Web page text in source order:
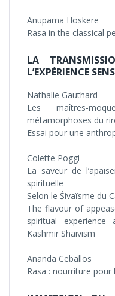
Anupama Hoskere
Rasa in the classical
LA
L’EXPÉRIENCE
Nathalie Gauthard
Les maîtres-
métamorphoses du
Essai pour une
Colette Poggi
La saveur de
spirituelle
Selon le Śivaïsme du
The flavour of
spiritual
Kashmir Shaivism
Ananda Ceballos
Rasa : nourriture